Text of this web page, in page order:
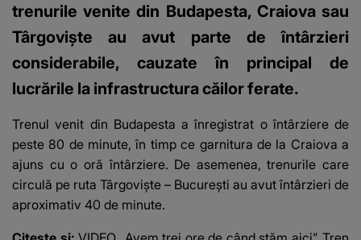
trenurile venite din Budapesta, Craiova sau
Târgoviște au avut parte de întârzieri
considerabile, cauzate în principal de
lucrările la infrastructura căilor ferate.
Trenul venit din Budapesta a înregistrat o întârziere de
peste 80 de minute, în timp ce garnitura de la Craiova a
ajuns cu o oră întârziere. De asemenea, trenurile care
circulă pe ruta Târgoviște – București au avut întârzieri de
aproximativ 40 de minute.